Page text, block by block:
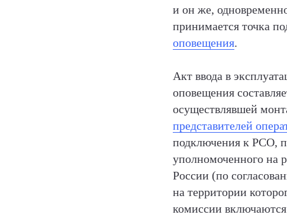
и он же,
принимается точка
оповещения.
Акт ввода в
оповещения
осуществлявшей
представителей
подключения к РСО,
уполномоченного на
России (по
на территории
комиссии